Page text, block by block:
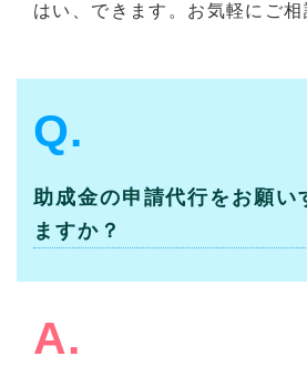
はい、できます。お気軽にご相
Q.
助成金の申請代行をお願い
ますか？
A.